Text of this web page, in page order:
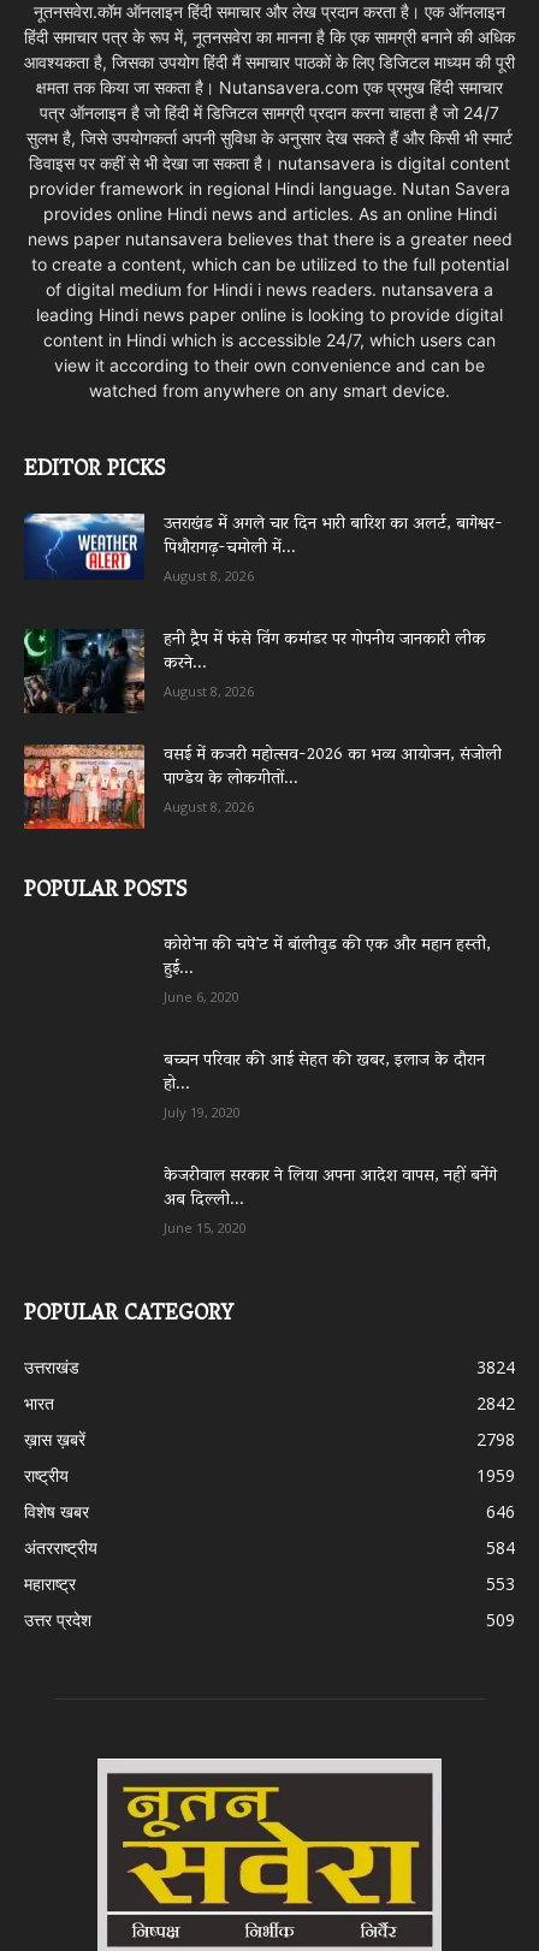
नूतनसवेरा.कॉम ऑनलाइन हिंदी समाचार और लेख प्रदान करता है। एक ऑनलाइन
हिंदी समाचार पत्र के रूप में, नूतनसवेरा का मानना है कि एक सामग्री बनाने की अधिक
आवश्यकता है, जिसका उपयोग हिंदी मैं समाचार पाठकों के लिए डिजिटल माध्यम की पूरी
क्षमता तक किया जा सकता है। Nutansavera.com एक प्रमुख हिंदी समाचार
पत्र ऑनलाइन है जो हिंदी में डिजिटल सामग्री प्रदान करना चाहता है जो 24/7
सुलभ है, जिसे उपयोगकर्ता अपनी सुविधा के अनुसार देख सकते हैं और किसी भी स्मार्ट
डिवाइस पर कहीं से भी देखा जा सकता है। nutansavera is digital content
provider framework in regional Hindi language. Nutan Savera
provides online Hindi news and articles. As an online Hindi
news paper nutansavera believes that there is a greater need
to create a content, which can be utilized to the full potential
of digital medium for Hindi i news readers. nutansavera a
leading Hindi news paper online is looking to provide digital
content in Hindi which is accessible 24/7, which users can
view it according to their own convenience and can be
watched from anywhere on any smart device.
EDITOR PICKS
उत्तराखंड में अगले चार दिन भारी बारिश का अलर्ट, बागेश्वर-
पिथौरागढ़-चमोली में...
August 8, 2026
हनी ट्रैप में फंसे विंग कमांडर पर गोपनीय जानकारी लीक
करने...
August 8, 2026
वसई में कजरी महोत्सव-2026 का भव्य आयोजन, संजोली
पाण्डेय के लोकगीतों...
August 8, 2026
POPULAR POSTS
कोरो’ना की चपे’ट में बॉलीवुड की एक और महान हस्ती,
हुई...
June 6, 2020
बच्चन परिवार की आई सेहत की खबर, इलाज के दौरान
हो...
July 19, 2020
केजरीवाल सरकार ने लिया अपना आदेश वापस, नहीं बनेंगे
अब दिल्ली...
June 15, 2020
POPULAR CATEGORY
उत्तराखंड
3824
भारत
2842
ख़ास ख़बरें
2798
राष्ट्रीय
1959
विशेष खबर
646
अंतरराष्ट्रीय
584
महाराष्ट्र
553
उत्तर प्रदेश
509